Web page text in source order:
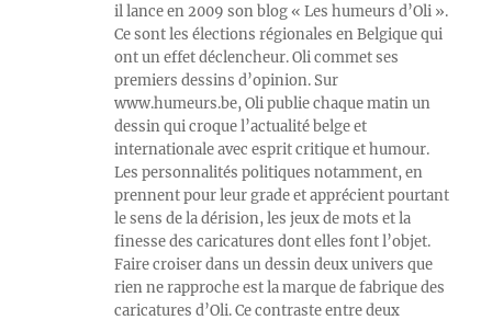
il lance en 2009 son blog « Les humeurs d’Oli ».
Ce sont les élections régionales en Belgique qui
ont un effet déclencheur. Oli commet ses
premiers dessins d’opinion. Sur
www.humeurs.be, Oli publie chaque matin un
dessin qui croque l’actualité belge et
internationale avec esprit critique et humour.
Les personnalités politiques notamment, en
prennent pour leur grade et apprécient pourtant
le sens de la dérision, les jeux de mots et la
finesse des caricatures dont elles font l’objet.
Faire croiser dans un dessin deux univers que
rien ne rapproche est la marque de fabrique des
caricatures d’Oli. Ce contraste entre deux